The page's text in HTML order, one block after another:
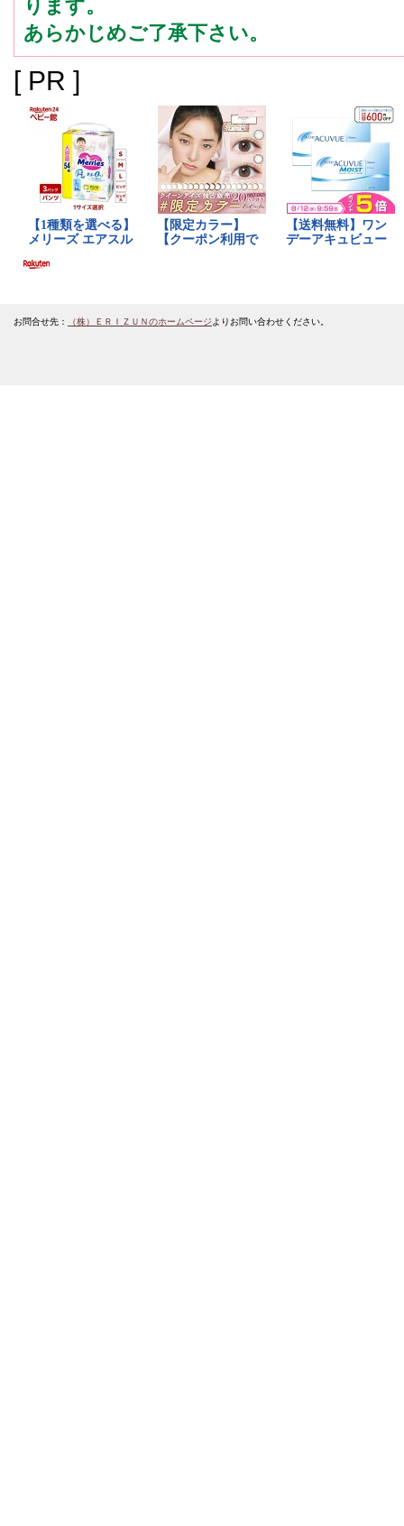
ります。
あらかじめご了承下さい。
[ PR ]
お問合せ先： （株）ＥＲＩＺＵＮのホームページよりお問い合わせください。